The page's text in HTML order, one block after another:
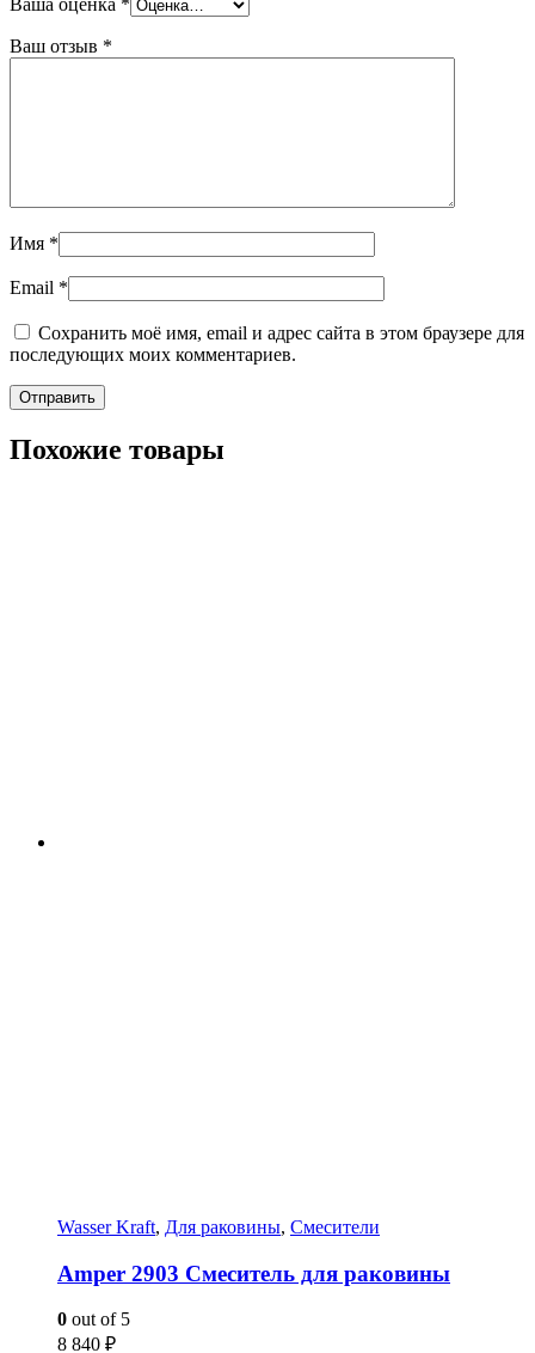
Ваша оценка *
Ваш отзыв *
Имя *
Email *
Сохранить моё имя, email и адрес сайта в этом браузере для
последующих моих комментариев.
Похожие товары
Wasser Kraft, Для раковины, Смесители
Amper 2903 Смеситель для раковины
0 out of 5
8 840 ₽